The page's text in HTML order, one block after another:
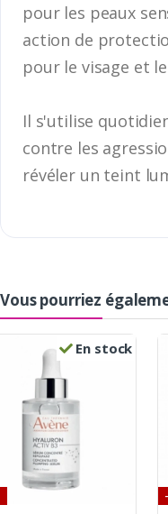
pour les peaux
action de
pour le visage et
Il s'utilise
contre les
révéler un teint
Vous pourriez
En stock